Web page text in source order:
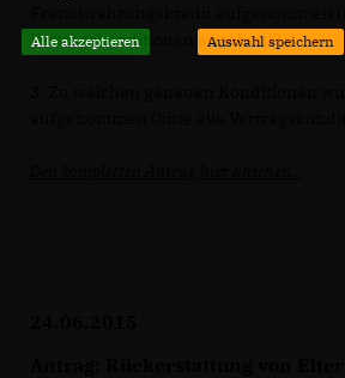
Vertragskonditionen angeben)?
Alle akzeptieren Auswahl speichern